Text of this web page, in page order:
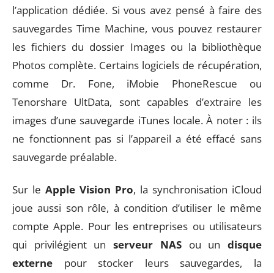
l’application dédiée. Si vous avez pensé à faire des
sauvegardes Time Machine, vous pouvez restaurer
les fichiers du dossier Images ou la bibliothèque
Photos complète. Certains logiciels de récupération,
comme Dr. Fone, iMobie PhoneRescue ou
Tenorshare UltData, sont capables d’extraire les
images d’une sauvegarde iTunes locale. À noter : ils
ne fonctionnent pas si l’appareil a été effacé sans
sauvegarde préalable.
Sur le Apple Vision Pro, la synchronisation iCloud
joue aussi son rôle, à condition d’utiliser le même
compte Apple. Pour les entreprises ou utilisateurs
qui privilégient unserveur NASou undisque
externe pour stocker leurs sauvegardes, la